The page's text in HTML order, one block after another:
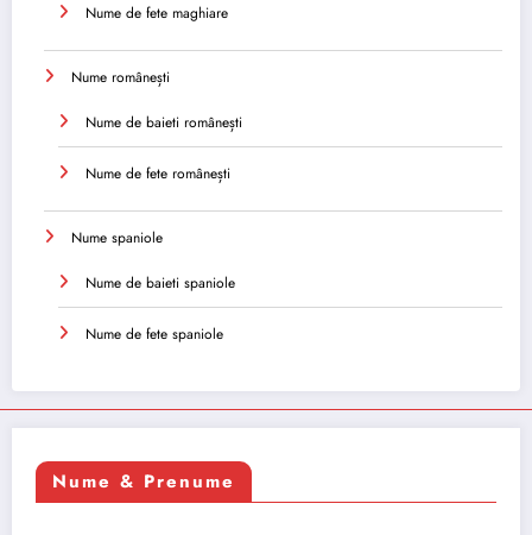
Nume de fete maghiare
Nume românești
Nume de baieti românești
Nume de fete românești
Nume spaniole
Nume de baieti spaniole
Nume de fete spaniole
Nume & Prenume